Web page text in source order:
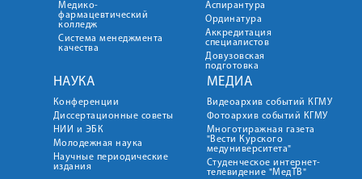
Медико-
фармацевтический
колледж
Система менеджмента
качества
Аспирантура
Ординатура
Аккредитация
специалистов
Довузовская
подготовка
НАУКА
Конференции
Диссертационные советы
НИИ и ЭБК
Молодежная наука
Научные периодические
издания
МЕДИА
Видеоархив событий КГМУ
Фотоархив событий КГМУ
Многотиражная газета
"Вести Курского
медуниверситета"
Студенческое интернет-
телевидение "МедТВ"